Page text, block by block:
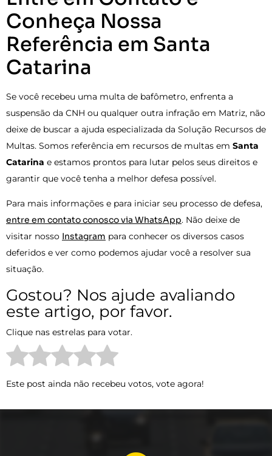
Conheça Nossa
Referência em Santa
Catarina
Se você recebeu uma multa de bafômetro, enfrenta a
suspensão da CNH ou qualquer outra infração em Matriz, não
deixe de buscar a ajuda especializada da Solução Recursos de
Multas. Somos referência em recursos de multas em Santa
Catarina e estamos prontos para lutar pelos seus direitos e
garantir que você tenha a melhor defesa possível.
Para mais informações e para iniciar seu processo de defesa,
entre em contato conosco via WhatsApp. Não deixe de
visitar nosso Instagram para conhecer os diversos casos
deferidos e ver como podemos ajudar você a resolver sua
situação.
Gostou? Nos ajude avaliando
este artigo, por favor.
Clique nas estrelas para votar.
Este post ainda não recebeu votos, vote agora!